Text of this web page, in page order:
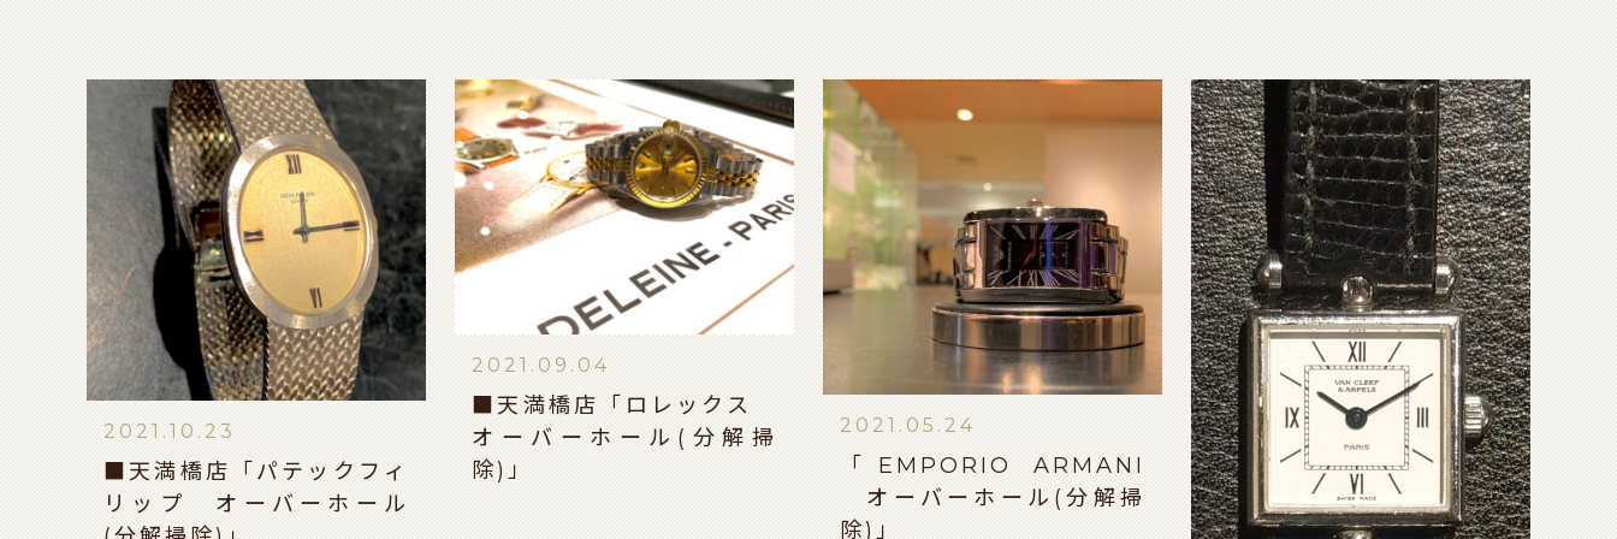
2021.10.23
■天満橋店「パテックフィ
リップ オーバーホール
2021.09.04
■天満橋店「ロレックス
オーバーホール(分解掃
除)」
2021.05.24
「EMPORIO ARMANI
オーバーホール(分解掃
除)」